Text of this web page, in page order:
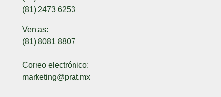
(81) 2473 6253
Ventas:
(81) 8081 8807
Correo electrónico:
marketing@prat.mx